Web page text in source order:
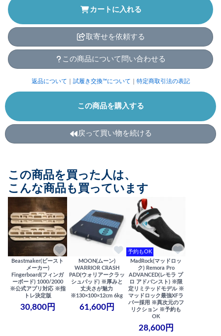
カートに入れる
取寄せを依頼する
この商品について問い合わせる
返品について 試履き交換™について 特定商取引法の表記
この商品を購入する
戻って買い物を続ける
この商品を買った人は、
こんな商品も買っています
Beastmaker(ビースト
メーカー)
Fingerboard(フィンガ
ーボード) 1000/2000
※公式アプリ対応 ※指
トレ決定版
30,800円
MOON(ムーン)
WARRIOR CRASH
PAD(ウォリアークラッ
シュパッド) ※厚みと
丈夫さが魅力
※130×100×12cm 6kg
61,600円
予約もOK
MadRock(マッドロッ
ク) Remora Pro
ADVANCED(レモラ プ
ロ アドバンスト) ※限
定リミテッドモデル ※
マッドロック最強XFラ
バー採用 ※異次元のフ
リクション ※予約も
OK
28,600円